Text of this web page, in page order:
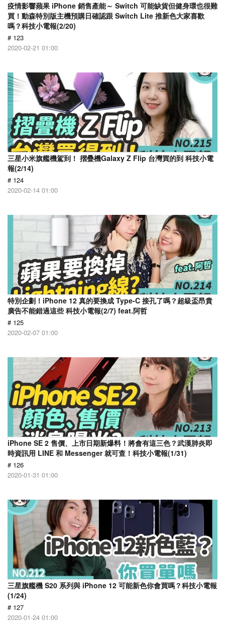
疫情影響蘋果 iPhone 銷售產能～ Switch 可能缺貨但健身環也很難
買！動森特別版主機預購日確認跟 Switch Lite 推新色大家喜歡
嗎？科技小電報(2/20)
# 123
2020-02-21 01:00
三星小米旗艦機駕到！ 摺疊機Galaxy Z Flip 台灣買的到 科技小電
報(2/14)
# 124
2020-02-14 01:00
特別企劃！iPhone 12 真的要換成 Type-C 接孔了嗎？超級盃昂貴
廣告不能錯過這些 科技小電報(2/7) feat.阿哲
# 125
2020-02-07 01:00
iPhone SE 2 售價、上市日期新爆料！將會有這三色？武漢肺炎即
時資訊用 LINE 和 Messenger 就可查！科技小電報(1/31)
# 126
2020-01-31 01:00
三星旗艦機 S20 系列與 iPhone 12 可能新色你會買嗎？科技小電報
(1/24)
# 127
2020-01-24 01:00